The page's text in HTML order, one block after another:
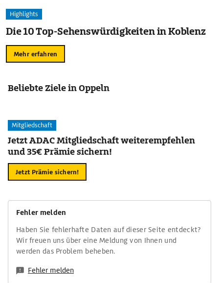
Highlights
Die 10 Top-Sehenswürdigkeiten in Koblenz
Mehr erfahren
Beliebte Ziele in Oppeln
Mitgliedschaft
Jetzt ADAC Mitgliedschaft weiterempfehlen
und 35€ Prämie sichern!
Jetzt Prämie sichern!
Fehler melden
Haben Sie fehlerhafte Daten auf dieser Seite entdeckt?
Wir freuen uns über eine Meldung von Ihnen und
werden das Problem beheben.
Fehler melden